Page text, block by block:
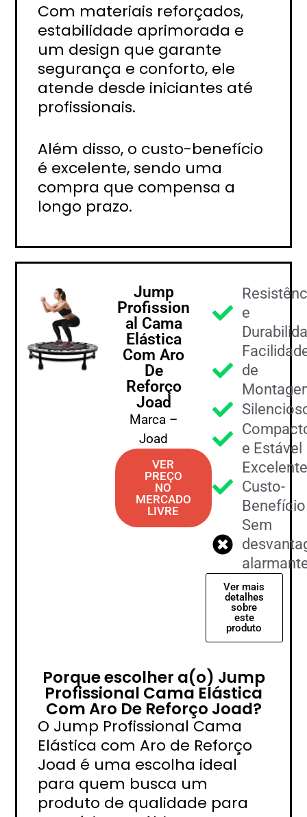
Com materiais reforçados,
estabilidade aprimorada e
um design que garante
segurança e conforto, ele
atende desde iniciantes até
profissionais.
Além disso, o custo-benefício
é excelente, sendo uma
compra que compensa a
longo prazo.
Jump
Profission
al Cama
Elástica
Com Aro
De
Reforço
Joad
Marca –
Joad
VER
PREÇO
NO
MERCADO
LIVRE
e
de
e Estável
Excelente
Custo-
Benefício
Sem
Ver mais
detalhes
sobre
este
produto
Porque escolher a(o) Jump
Profissional Cama Elástica
Com Aro De Reforço Joad?
O Jump Profissional Cama
Elástica com Aro de Reforço
Joad é uma escolha ideal
para quem busca um
produto de qualidade para